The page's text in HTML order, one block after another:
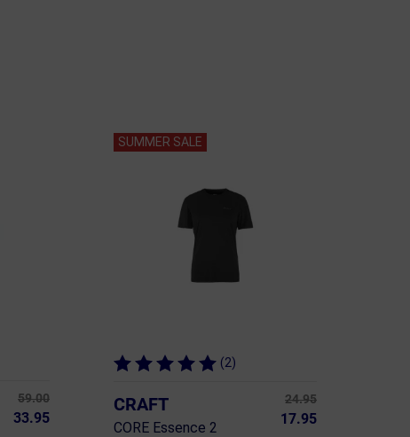
59.00
33.95
SUMMER SALE
(2)
CRAFT
CORE Essence 2
24.95
17.95